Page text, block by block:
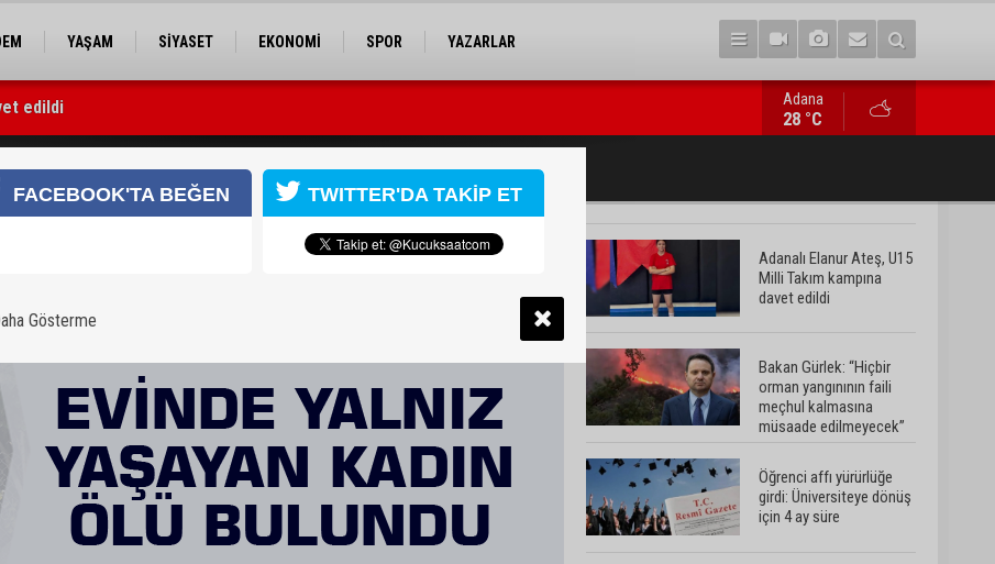
YAŞAM SİYASET EKONOMİ SPOR YAZARLAR
edildi Bakan Gürlek: “Hiçbir orman yangınının faili meçhul
Adana
28 °C
Adanalı Elanur Ateş, U15
Milli Takım kampına
davet edildi
Bakan Gürlek: “Hiçbir
orman yangınının faili
meçhul kalmasına
müsaade edilmeyecek”
Öğrenci affı yürürlüğe
girdi: Üniversiteye dönüş
için 4 ay süre
FACEBOOK'TA BEĞEN TWITTER'DA TAKİP ET
Gösterme